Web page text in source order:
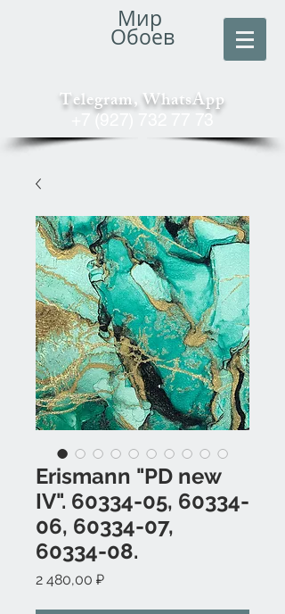
Мир
Обоев
Telegram, WhatsApp
+7 (927) 732 77 73
Erismann "PD new
IV". 60334-05, 60334-
06, 60334-07,
60334-08.
2 480,00 ₽Цена